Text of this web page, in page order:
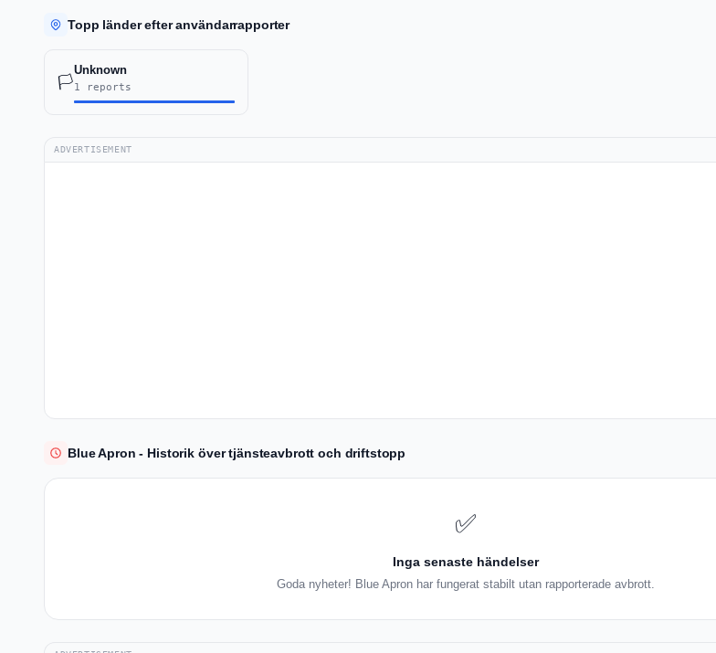
Topp länder efter användarrapporter
🏳️
Unknown
1 reports
ADVERTISEMENT
Blue Apron - Historik över tjänsteavbrott och driftstopp
✅
Inga senaste händelser
Goda nyheter! Blue Apron har fungerat stabilt utan rapporterade avbrott.